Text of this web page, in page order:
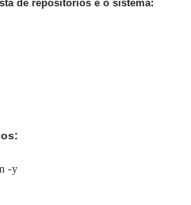
de repositórios e o sistema:
-y